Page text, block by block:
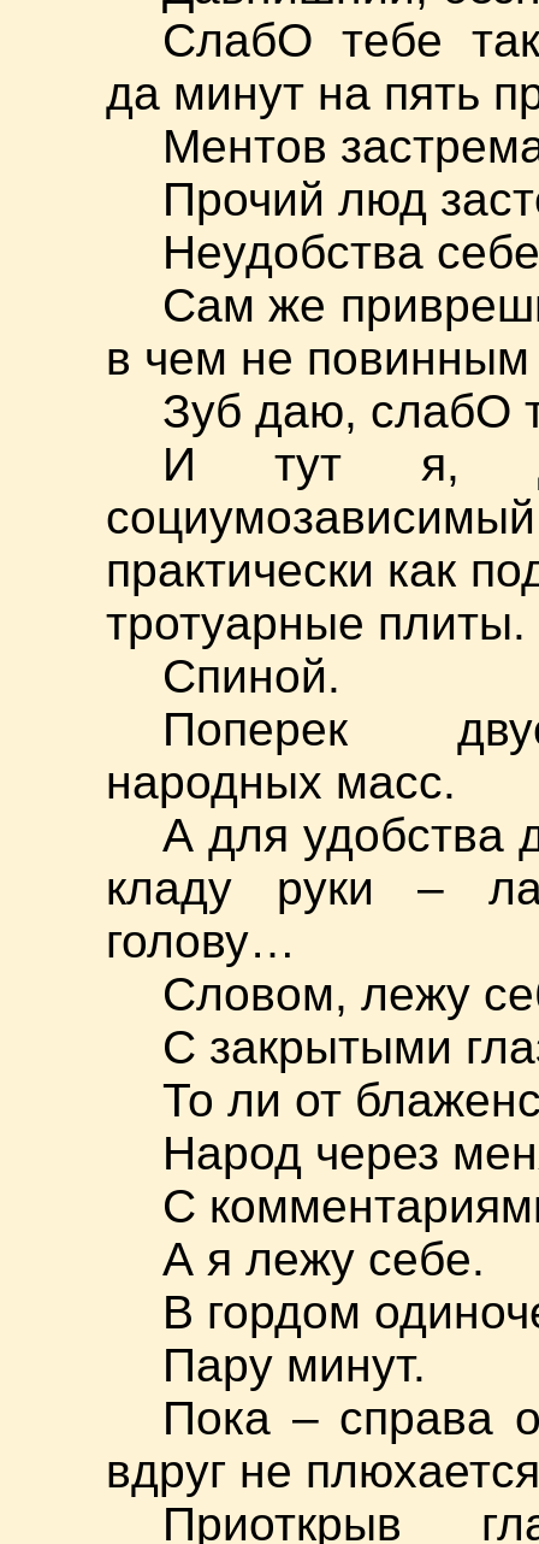
СлабО тебе
да минут на пять
Ментов
Прочий люд
Неудобства
Сам же
в чем не
Зуб даю, слабО
И тут я,
практически как
тротуарные плиты.
Спиной.
Поперек
народных масс.
А для удобства
кладу руки –
голову…
Словом, лежу
С закрытыми
То ли от
Народ через
С
А я лежу себе.
В гордом
Пару минут.
Пока – справа
вдруг не
Приоткрыв